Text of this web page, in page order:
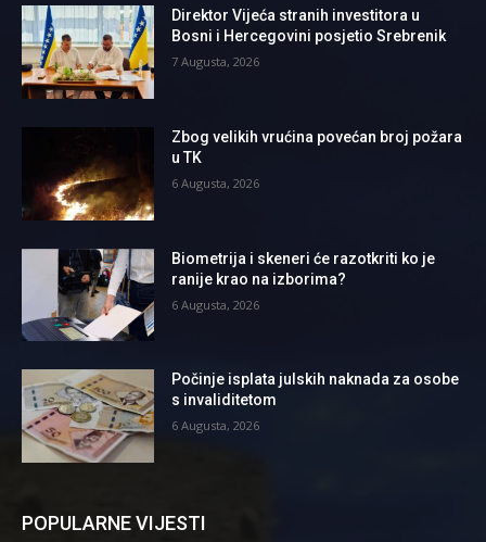
Direktor Vijeća stranih investitora u
Bosni i Hercegovini posjetio Srebrenik
7 Augusta, 2026
Zbog velikih vrućina povećan broj požara
u TK
6 Augusta, 2026
Biometrija i skeneri će razotkriti ko je
ranije krao na izborima?
6 Augusta, 2026
Počinje isplata julskih naknada za osobe
s invaliditetom
6 Augusta, 2026
POPULARNE VIJESTI